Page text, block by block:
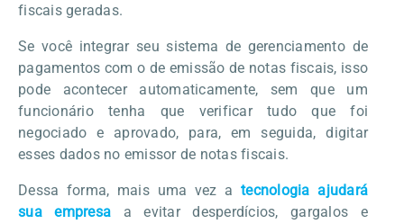
fiscais geradas.
Se você integrar seu sistema de gerenciamento de
pagamentos com o de emissão de notas fiscais, isso
pode acontecer automaticamente, sem que um
funcionário tenha que verificar tudo que foi
negociado e aprovado, para, em seguida, digitar
esses dados no emissor de notas fiscais.
Dessa forma, mais uma vez atecnologia ajudará
sua empresa a evitar desperdícios, gargalos e